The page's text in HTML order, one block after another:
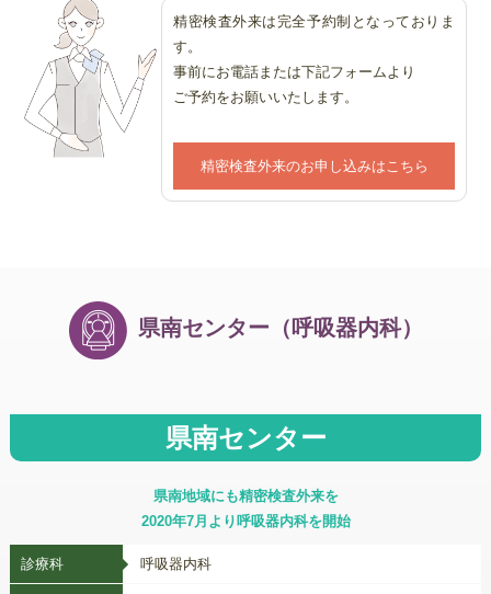
精密検査外来は完全予約制となっておりま
す。
事前にお電話または下記フォームより
ご予約をお願いいたします。
精密検査外来のお申し込みはこちら
県南センター（呼吸器内科）
県南センター
県南地域にも精密検査外来を
2020年7月より呼吸器内科を開始
診療科 呼吸器内科